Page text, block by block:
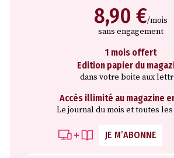
8,90 €/mois
sans engagement
1 mois offert
Edition papier du
dans votre boite aux
Accès illimité au magazine
Le journal du mois et toutes
JE M’ABONNE